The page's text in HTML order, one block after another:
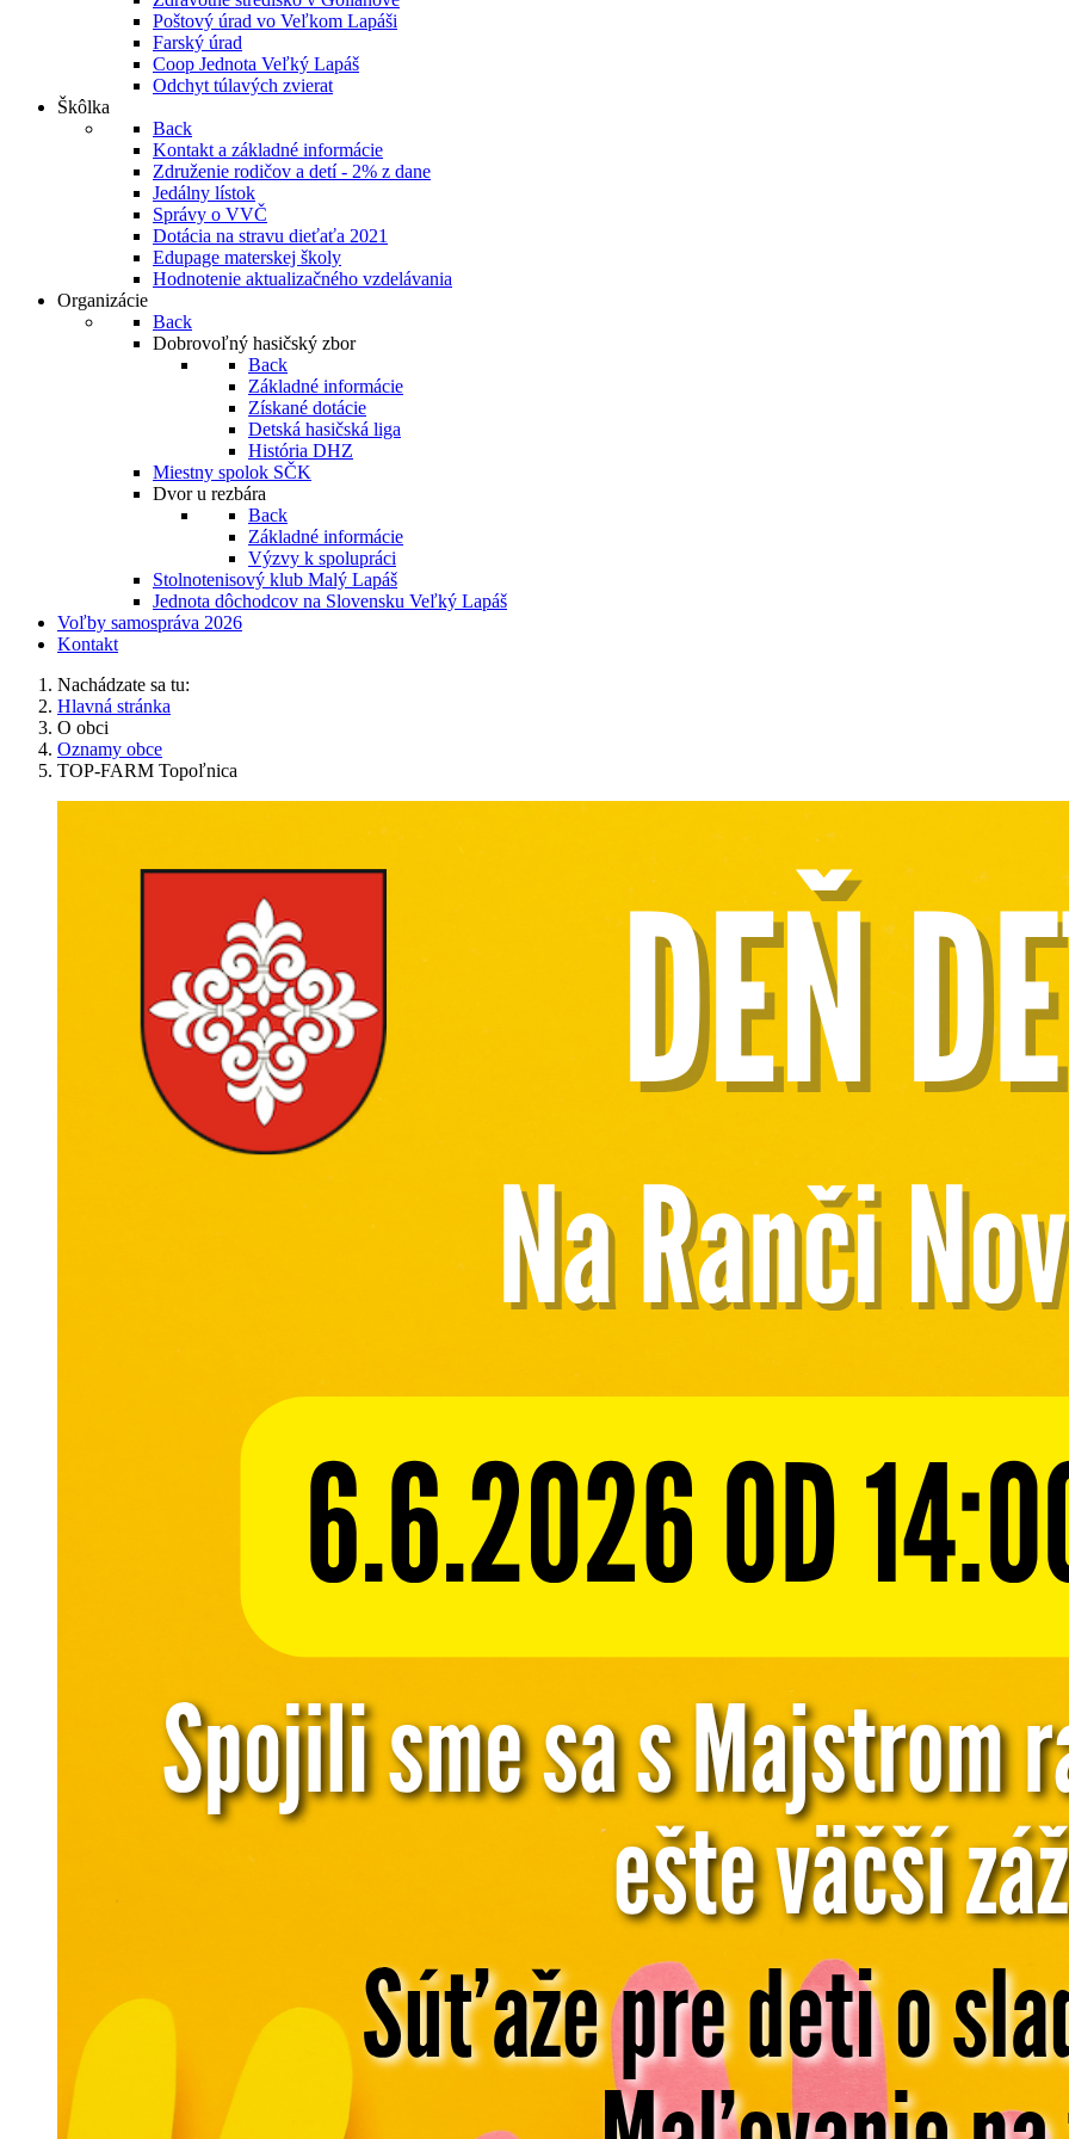
Poštový úrad vo Veľkom Lapáši
Farský úrad
Coop Jednota Veľký Lapáš
Odchyt túlavých zvierat
Škôlka
Back
Kontakt a základné informácie
Združenie rodičov a detí - 2% z dane
Jedálny lístok
Správy o VVČ
Dotácia na stravu dieťaťa 2021
Edupage materskej školy
Hodnotenie aktualizačného vzdelávania
Organizácie
Back
Dobrovoľný hasičský zbor
Back
Základné informácie
Získané dotácie
Detská hasičská liga
História DHZ
Miestny spolok SČK
Dvor u rezbára
Back
Základné informácie
Výzvy k spolupráci
Stolnotenisový klub Malý Lapáš
Jednota dôchodcov na Slovensku Veľký Lapáš
Voľby samospráva 2026
Kontakt
Nachádzate sa tu:
Hlavná stránka
O obci
Oznamy obce
TOP-FARM Topoľnica